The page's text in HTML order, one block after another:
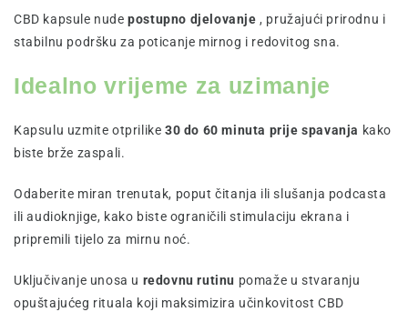
CBD kapsule nudepostupno djelovanje , pružajući prirodnu i
stabilnu podršku za poticanje mirnog i redovitog sna.
Idealno vrijeme za uzimanje
Kapsulu uzmite otprilike 30 do 60 minuta prije spavanja kako
biste brže zaspali.
Odaberite miran trenutak, poput čitanja ili slušanja podcasta
ili audioknjige, kako biste ograničili stimulaciju ekrana i
pripremili tijelo za mirnu noć.
Uključivanje unosa u redovnu rutinu pomaže u stvaranju
opuštajućeg rituala koji maksimizira učinkovitost CBD